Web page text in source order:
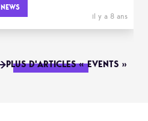
NEWS
il y a 8 ans
PLUS D'ARTICLES « EVENTS »